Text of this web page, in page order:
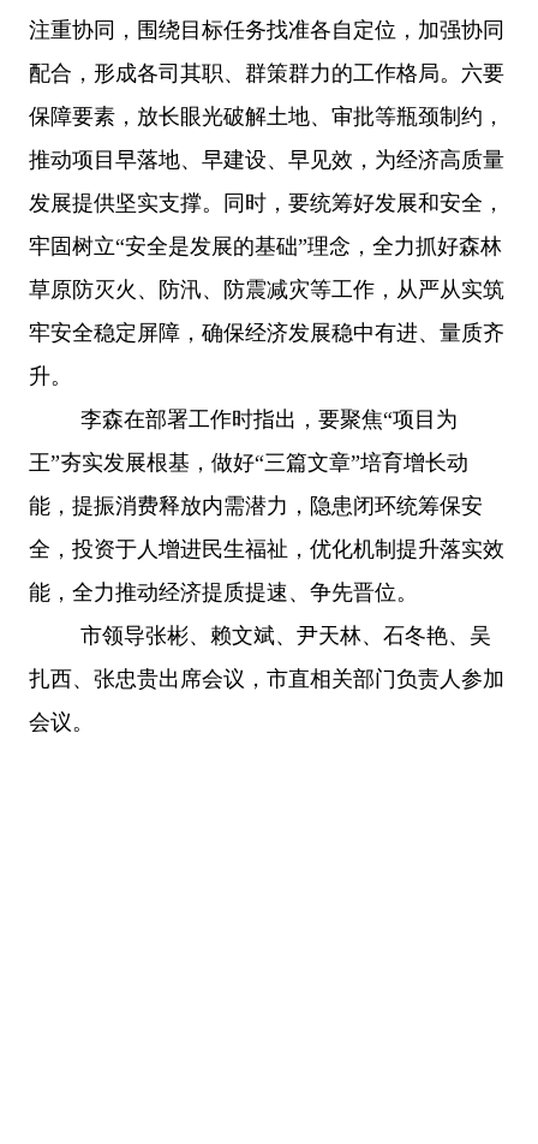
注重协同，围绕目标任务找准各自定位，加强协同
配合，形成各司其职、群策群力的工作格局。六要
保障要素，放长眼光破解土地、审批等瓶颈制约，
推动项目早落地、早建设、早见效，为经济高质量
发展提供坚实支撑。同时，要统筹好发展和安全，
牢固树立“安全是发展的基础”理念，全力抓好森林
草原防灭火、防汛、防震减灾等工作，从严从实筑
牢安全稳定屏障，确保经济发展稳中有进、量质齐
升。
李森在部署工作时指出，要聚焦“项目为
王”夯实发展根基，做好“三篇文章”培育增长动
能，提振消费释放内需潜力，隐患闭环统筹保安
全，投资于人增进民生福祉，优化机制提升落实效
能，全力推动经济提质提速、争先晋位。
市领导张彬、赖文斌、尹天林、石冬艳、吴
扎西、张忠贵出席会议，市直相关部门负责人参加
会议。